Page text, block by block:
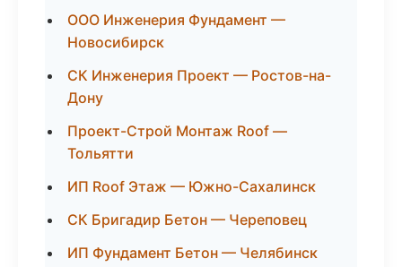
ООО Инженерия Фундамент —
Новосибирск
СК Инженерия Проект — Ростов-на-
Дону
Проект-Строй Монтаж Roof —
Тольятти
ИП Roof Этаж — Южно-Сахалинск
СК Бригадир Бетон — Череповец
ИП Фундамент Бетон — Челябинск